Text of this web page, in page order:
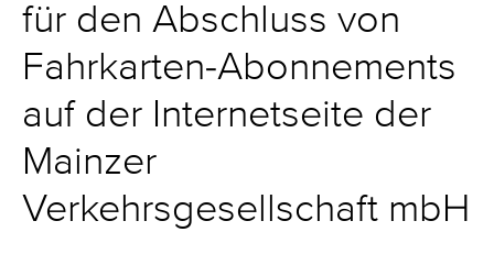
für den Abschluss von
Fahrkarten-Abonnements
auf der Internetseite der
Mainzer
Verkehrsgesellschaft mbH